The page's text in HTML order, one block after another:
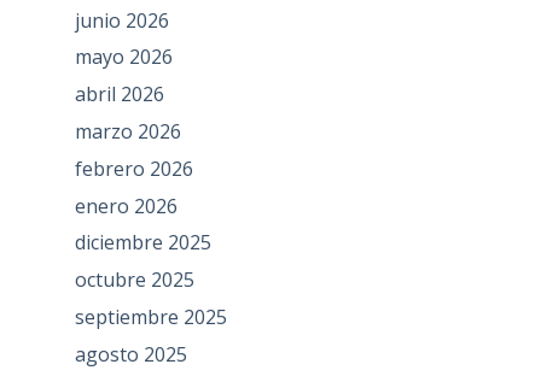
junio 2026
mayo 2026
abril 2026
marzo 2026
febrero 2026
enero 2026
diciembre 2025
octubre 2025
septiembre 2025
agosto 2025